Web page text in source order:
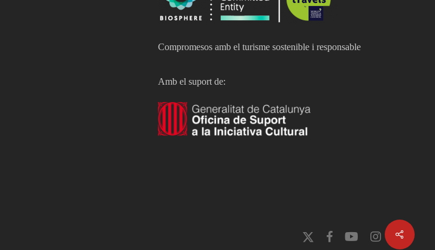
Compromesos amb el turisme sostenible i responsable
Amb el suport de:
x-
facebookyoutubeinstagram